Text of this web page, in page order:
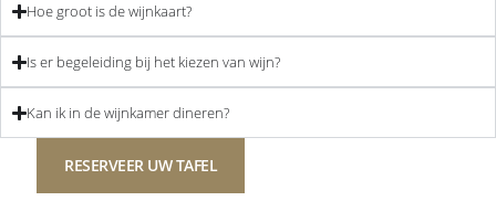
Hoe groot is de wijnkaart?
Is er begeleiding bij het kiezen van wijn?
Kan ik in de wijnkamer dineren?
RESERVEER UW TAFEL